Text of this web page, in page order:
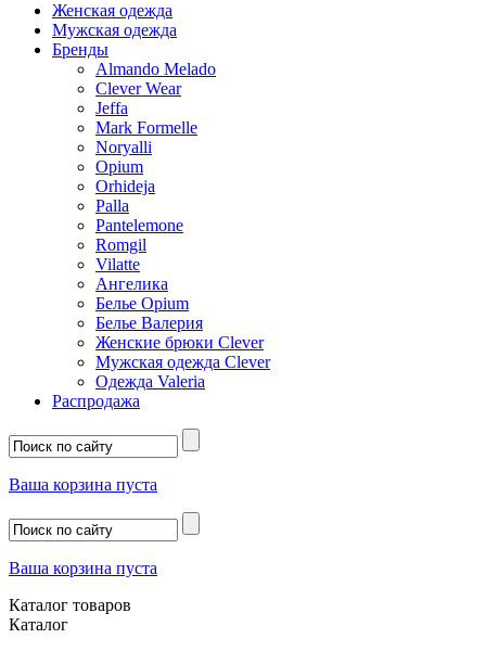
Женская одежда
Мужская одежда
Бренды
Almando Melado
Clever Wear
Jeffa
Mark Formelle
Noryalli
Opium
Orhideja
Palla
Pantelemone
Romgil
Vilatte
Ангелика
Белье Opium
Белье Валерия
Женские брюки Clever
Мужская одежда Clever
Одежда Valeria
Распродажа
Ваша корзина пуста
Ваша корзина пуста
Каталог товаров
Каталог